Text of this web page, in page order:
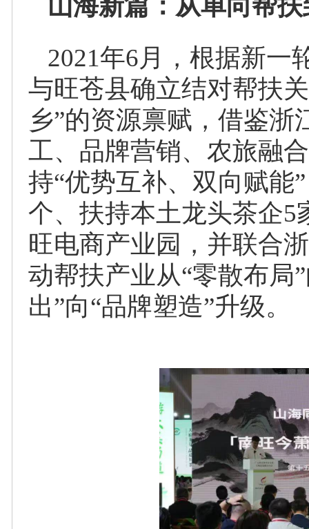
山海新篇：从单向帮
2021年6月，根据新一
与旺苍县确立结对帮扶
乡”的资源禀赋，借鉴
工、品牌营销、农旅融
持“优势互补、双向赋能
个、扶持本土龙头茶企5
旺电商产业园，并联合
动帮扶产业从“零散布局
出”向“品牌塑造”升级。